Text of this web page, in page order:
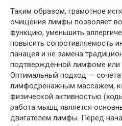
Таким образом, грамотное
очищения лимфы позволяет
функцию, уменьшить
повысить сопротивляемость
панацея и не замена
подтверждённой лимфоме или
Оптимальный подход —
лимфодренажным массажем,
физической активностью
работа мышц является
двигателем лимфы. Перед